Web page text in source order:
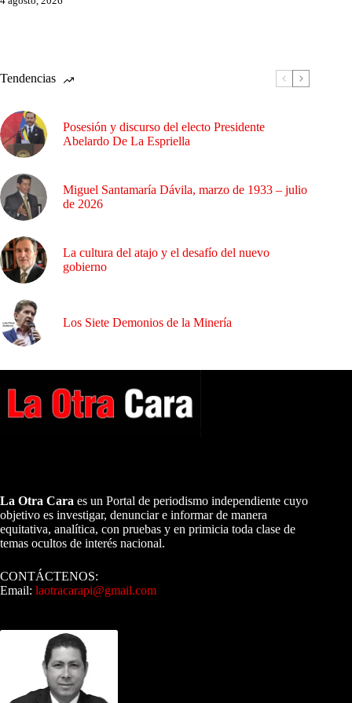
Tendencias
Posesión y discurso del electo Presidente
Abelardo De La Espriella
Miguel Santamaría Dávila, marzo de 1933 – julio
de 2026
La cultura del atajo y el desafío del nuevo
gobierno
Los Siete Demonios de la Minería
La Otra Cara es un Portal de periodismo independiente cuyo
objetivo es investigar, denunciar e informar de manera
equitativa, analítica, con pruebas y en primicia toda clase de
temas ocultos de interés nacional.
CONTÁCTENOS:
Email: laotracarapi@gmail.com